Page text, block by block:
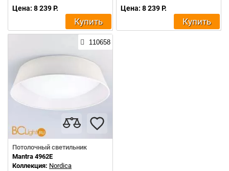
Цена: 8 239 Р.
Купить
Цена: 8 239 Р.
Купить
110658
Потолочный светильник
Mantra 4962E
Коллекция: Nordica